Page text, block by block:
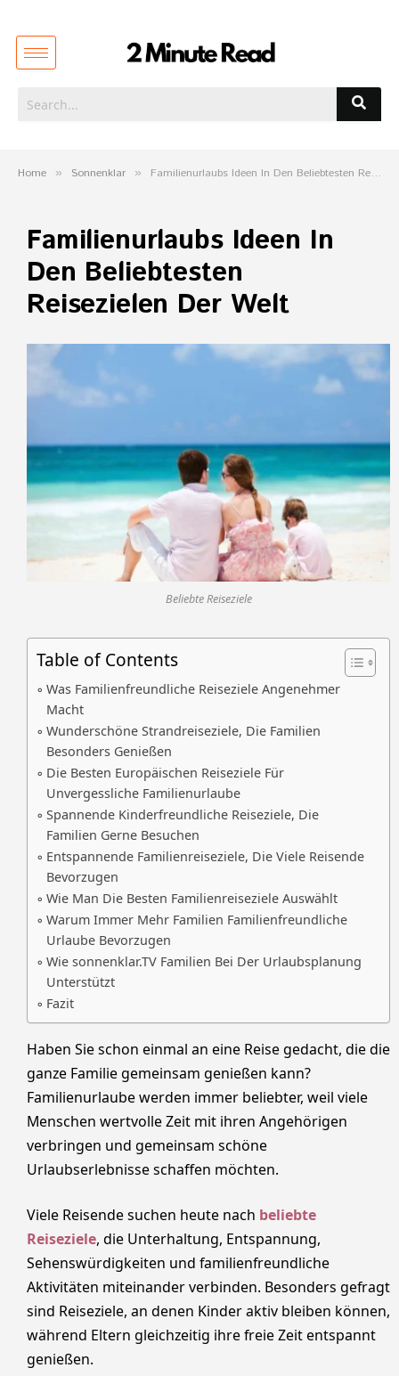
Home » Sonnenklar » Familienurlaubs Ideen In Den Beliebtesten Reisezielen Der Welt
Familienurlaubs Ideen In
Den Beliebtesten
Reisezielen Der Welt
Beliebte Reiseziele
Table of Contents
Was Familienfreundliche Reiseziele Angenehmer
Macht
Wunderschöne Strandreiseziele, Die Familien
Besonders Genießen
Die Besten Europäischen Reiseziele Für
Unvergessliche Familienurlaube
Spannende Kinderfreundliche Reiseziele, Die
Familien Gerne Besuchen
Entspannende Familienreiseziele, Die Viele Reisende
Bevorzugen
Wie Man Die Besten Familienreiseziele Auswählt
Warum Immer Mehr Familien Familienfreundliche
Urlaube Bevorzugen
Wie sonnenklar.TV Familien Bei Der Urlaubsplanung
Unterstützt
Fazit
Haben Sie schon einmal an eine Reise gedacht, die die
ganze Familie gemeinsam genießen kann?
Familienurlaube werden immer beliebter, weil viele
Menschen wertvolle Zeit mit ihren Angehörigen
verbringen und gemeinsam schöne
Urlaubserlebnisse schaffen möchten.
Viele Reisende suchen heute nach beliebte
Reiseziele, die Unterhaltung, Entspannung,
Sehenswürdigkeiten und familienfreundliche
Aktivitäten miteinander verbinden. Besonders gefragt
sind Reiseziele, an denen Kinder aktiv bleiben können,
während Eltern gleichzeitig ihre freie Zeit entspannt
genießen.